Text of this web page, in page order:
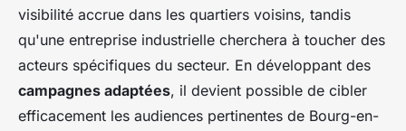
visibilité accrue dans les quartiers voisins, tandis
qu'une entreprise industrielle cherchera à toucher des
acteurs spécifiques du secteur. En développant des
campagnes adaptées, il devient possible de cibler
efficacement les audiences pertinentes de Bourg-en-